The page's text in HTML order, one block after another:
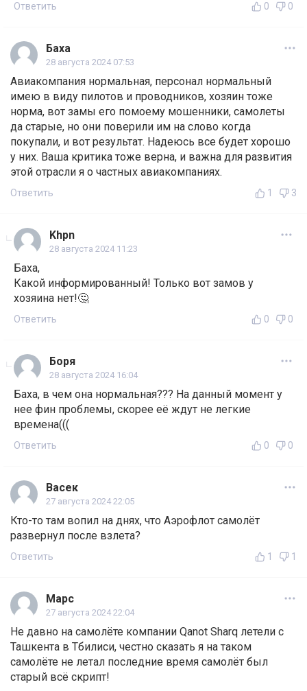
Ответить 0 0
Баха
28 августа 2024 07:53
Авиакомпания нормальная, персонал нормальный
имею в виду пилотов и проводников, хозяин тоже
норма, вот замы его помоему мошенники, самолеты
да старые, но они поверили им на слово когда
покупали, и вот результат. Надеюсь все будет хорошо
у них. Ваша критика тоже верна, и важна для развития
этой отрасли я о частных авиакомпаниях.
Ответить 1 3
Khpn
28 августа 2024 11:23
Баха,
Какой информированный! Только вот замов у
хозяина нет!🤔
Ответить 0 0
Боря
28 августа 2024 16:04
Баха, в чем она нормальная??? На данный момент у
нее фин проблемы, скорее её ждут не легкие
времена(((
Ответить 0 0
Васек
27 августа 2024 22:05
Кто-то там вопил на днях, что Аэрофлот самолёт
развернул после взлета?
Ответить 1 1
Марс
27 августа 2024 22:04
Не давно на самолёте компании Qanot Sharq летели с
Ташкента в Тбилиси, честно сказать я на таком
самолёте не летал последние время самолёт был
старый всё скрипт!